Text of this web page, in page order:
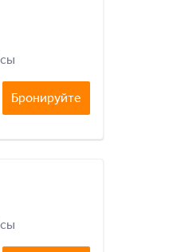
Бронируйте